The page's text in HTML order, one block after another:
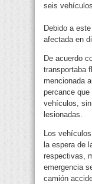
seis
Debido a
afectada en
De acuerdo
transportaba
mencionada
percance
vehículos,
lesionadas.
Los
la espera de
respectivas,
emergencia
camión